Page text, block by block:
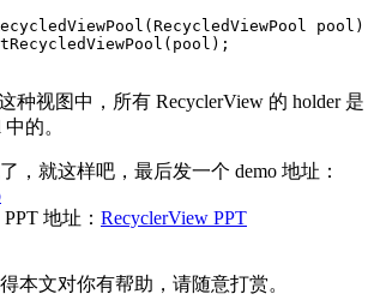
( RecycledViewPool pool )
( pool );
种视图中，所有 RecyclerView 的 holder 是
的。
，就这样吧，最后发一个 demo 地址：
地址： RecyclerView PPT
本文对你有帮助，请随意打赏。